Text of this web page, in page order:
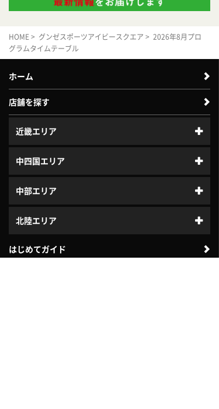
HOME> グンゼスポーツアイビースクエア > 2026年8月プロ
グラムタイムテーブル
ホーム
店舗を探す
近畿エリア
中四国エリア
中部エリア
北陸エリア
はじめてガイド